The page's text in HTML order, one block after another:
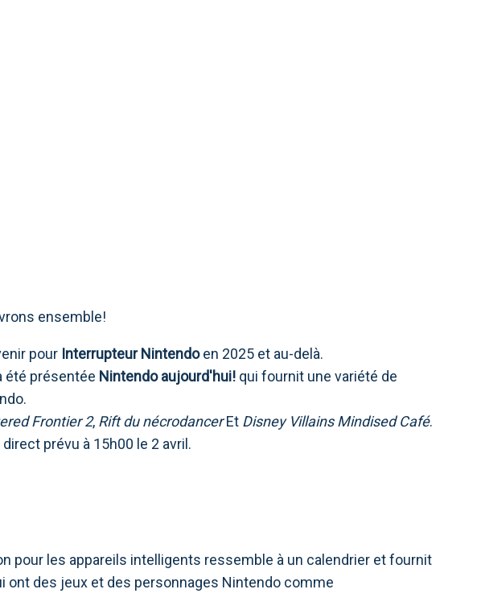
ensemble!
pour Interrupteur Nintendoen 2025 et au-delà.
été présentée Nintendo aujourd'hui! qui fournit une variété de
Frontier 2, Rift du nécrodancerEt Disney Villains Mindised Café.
prévu à 15h00 le 2 avril.
pour les appareils intelligents ressemble à un calendrier et fournit
ont des jeux et des personnages Nintendo comme